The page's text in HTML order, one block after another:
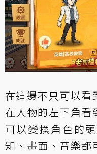
在這邊不只可以看
在人物的左下角看
可以變換角色的
知、畫面、音樂都